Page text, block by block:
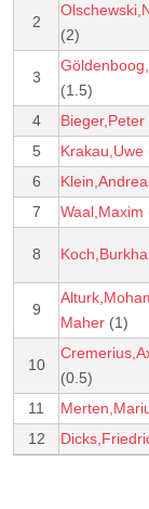
2
(2)
3
(1.5)
4 Bieger,Peter
5
Krakau,Uwe
6
7
Waal,Maxim
8
9
Maher (1)
10
(0.5)
11
12